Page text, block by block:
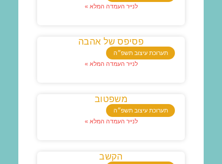
לנייר העמדה המלא »
תערוכת עיצוב תשפ״ה
פסיפס של אהבה
לנייר העמדה המלא »
תערוכת עיצוב תשפ״ה
משפטוב
לנייר העמדה המלא »
הקשב